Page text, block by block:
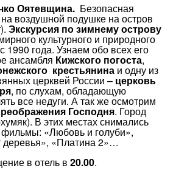
Оятевщина. Безопасная
воздушной подушке на остров
Экскурсия по зимнему острову
культурного и природного
года. Узнаем обо всех его
ансамбля Кижского погоста,
крестьянина и одну из
церквей России – церковь
, по слухам, обладающую
все недуги. А так же осмотрим
Господня. Город
В этих местах снимались
фильмы: «Любовь и голуби»,
деревья», «Платина 2»…
в отель в 20.00.